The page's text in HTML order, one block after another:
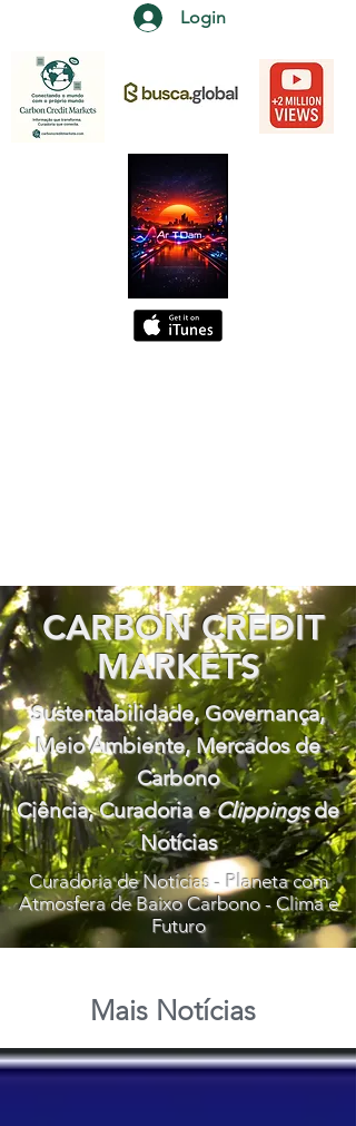
Login
CARBON CREDIT
MARKETS
Sustentabilidade, Governança,
Meio Ambiente, Mercados de
Carbono
Ciência, Curadoria eClippingsde
Notícias
Curadoria de Notícias - Planeta com
Atmosfera de Baixo Carbono - Clima e
Futuro
Mais Notícias